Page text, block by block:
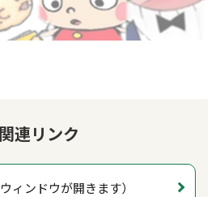
関連リンク
ィンドウが開きます）